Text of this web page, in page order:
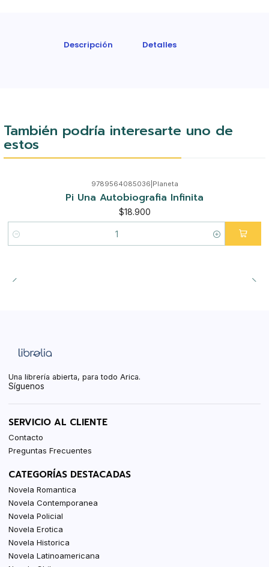
Descripción Detalles
También podría interesarte uno de
estos
9789564085036 Planeta
Pi Una Autobiografia Infinita
$18.900
Cantidad
Una librería abierta, para todo Arica.
Síguenos
SERVICIO AL CLIENTE
Contacto
Preguntas Frecuentes
CATEGORÍAS DESTACADAS
Novela Romantica
Novela Contemporanea
Novela Policial
Novela Erotica
Novela Historica
Novela Latinoamericana